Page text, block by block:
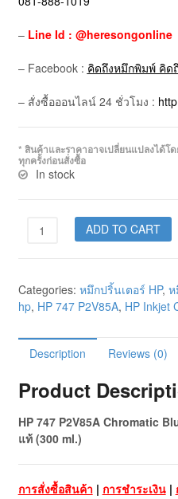
– Line Id : @heresongonline
– Facebook : คิดถึงหมึกพิมพ์ คิด
– สั่งซื้อออนไลน์ 24 ชั่วโมง :
* สินค้าและราคาอาจเปลี่ยนแปลงได้โ
ทุกครั้งก่อนสั่งซื้อ
In stock
ADD TO CART
Categories: หมึกปริ้นเตอร์ HP, ห
hp, HP 747 P2V85A, HP Inkjet
Description Reviews (0)
Product
HP 747 P2V85A Chromatic
แท้ (300 ml.)
การสั่งซื้อสินค้า | การชำระเงิน|